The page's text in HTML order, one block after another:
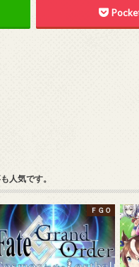
人気です。
ＦＧＯ